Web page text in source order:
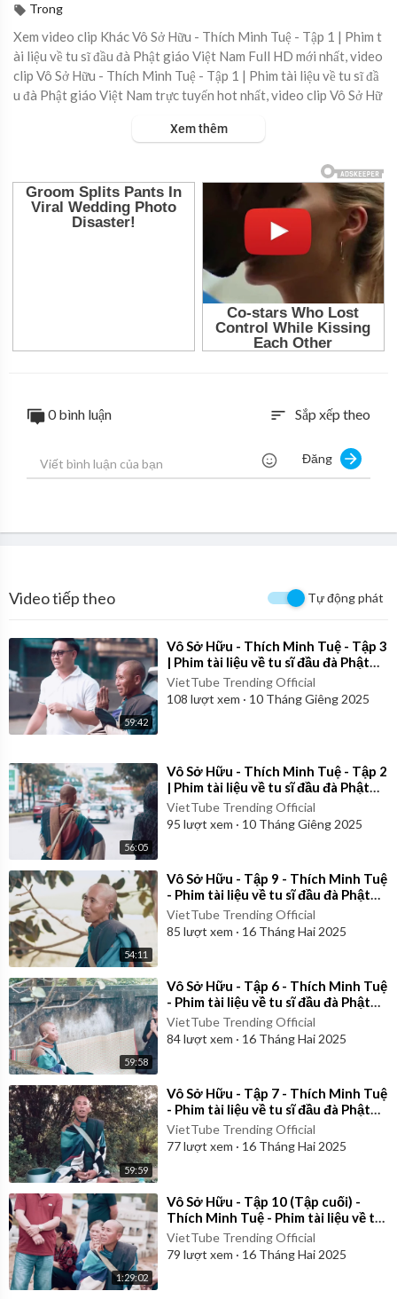
Trong
Xem video clip Khác Vô Sở Hữu - Thích Minh Tuệ - Tập 1 | Phim t
ài liệu về tu sĩ đầu đà Phật giáo Việt Nam Full HD mới nhất, video
clip Vô Sở Hữu - Thích Minh Tuệ - Tập 1 | Phim tài liệu về tu sĩ đầ
u đà Phật giáo Việt Nam trực tuyến hot nhất, video clip Vô Sở Hữ
o Việt Nam online hay nhất.
https://viet.tube/watch/
mBsNCa....D44zlkrSX/list/UfjHh
Xem thêm
0 bình luận sort Sắp xếp theo
Đăng
Video tiếp theo Tự động phát
59:42
⁣Vô Sở Hữu - Thích Minh Tuệ - Tập 3
| Phim tài liệu về tu sĩ đầu đà Phật
giáo Việt Nam
VietTube Trending Official
108 lượt xem · 10 Tháng Giêng 2025
56:05
⁣Vô Sở Hữu - Thích Minh Tuệ - Tập 2
| Phim tài liệu về tu sĩ đầu đà Phật
giáo Việt Nam
VietTube Trending Official
95 lượt xem · 10 Tháng Giêng 2025
54:11
⁣Vô Sở Hữu - Tập 9 - Thích Minh Tuệ
- Phim tài liệu về tu sĩ đầu đà Phật
giáo Việt Nam
VietTube Trending Official
85 lượt xem · 16 Tháng Hai 2025
59:58
⁣Vô Sở Hữu - Tập 6 - Thích Minh Tuệ
- Phim tài liệu về tu sĩ đầu đà Phật
giáo Việt Nam
VietTube Trending Official
84lượt xem · 16 Tháng Hai 2025
59:59
⁣Vô Sở Hữu - Tập 7 - Thích Minh Tuệ
- Phim tài liệu về tu sĩ đầu đà Phật
giáo Việt Nam
VietTube Trending Official
77lượt xem · 16 Tháng Hai 2025
1:29:02
⁣Vô Sở Hữu - Tập 10 (Tập cuối) -
Thích Minh Tuệ - Phim tài liệu về tu
sĩ đầu đà Phật giáo Việt Nam
VietTube Trending Official
79 lượt xem · 16 Tháng Hai 2025